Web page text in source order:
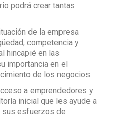
podrá crear tantas
de la empresa
competencia y
hincapié en las
importancia en el
de los negocios.
a emprendedores y
inicial que les ayude a
sus esfuerzos de